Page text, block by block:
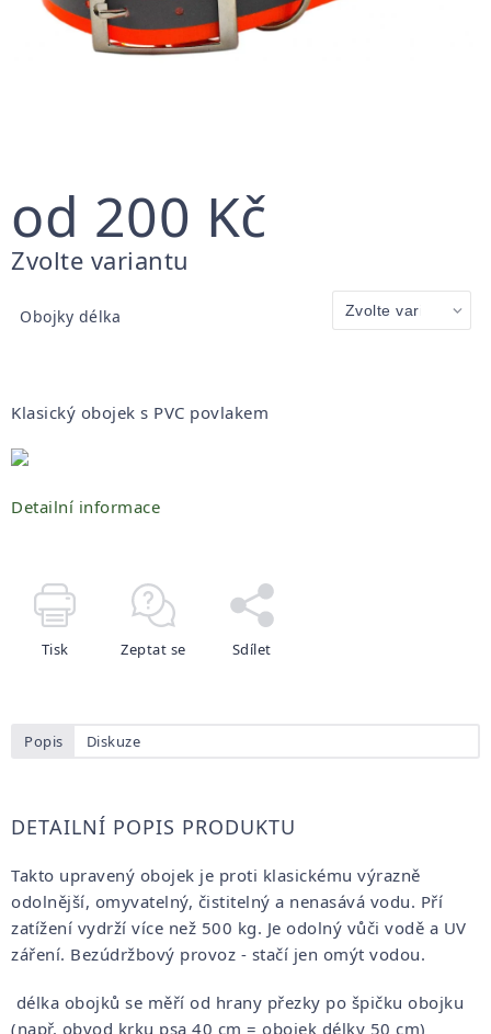
od 200 Kč
Měrná
Zvolte variantu
Obojky délka
Klasický obojek s PVC povlakem
Detailní informace
Tisk Zeptat se Sdílet
Popis Diskuze
DETAILNÍ POPIS PRODUKTU
Takto upravený obojek je proti klasickému výrazně
odolnější, omyvatelný, čistitelný a nenasává vodu. Pří
zatížení vydrží více než 500 kg. Je odolný vůči vodě a UV
záření. Bezúdržbový provoz - stačí jen omýt vodou.
délka obojků se měří od hrany přezky po špičku obojku
(např. obvod krku psa 40 cm = obojek délky 50 cm)